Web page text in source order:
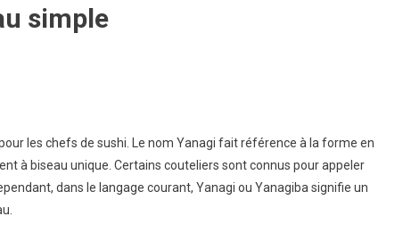
simple
les chefs de sushi. Le nom Yanagi fait référence à la forme en
à biseau unique. Certains couteliers sont connus pour appeler
dans le langage courant, Yanagi ou Yanagiba signifie un